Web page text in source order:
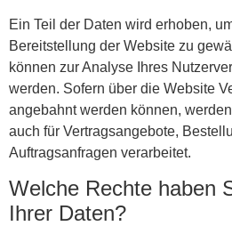
Ein Teil der Daten wird erhoben,
Bereitstellung der Website zu
können zur Analyse Ihres
werden. Sofern über die Website
angebahnt werden können,
auch für Vertragsangebote,
Auftragsanfragen verarbeitet.
Welche Rechte haben
Ihrer Daten?